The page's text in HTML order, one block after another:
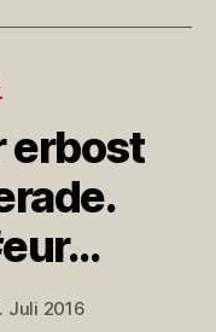
erbost
Juli 2016